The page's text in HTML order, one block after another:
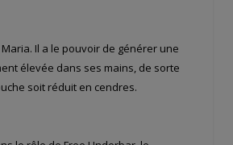
Il a le pouvoir de générer une
élevée dans ses mains, de sorte
soit réduit en cendres.